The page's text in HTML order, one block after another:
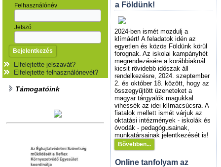
Felhasználónév
Jelszó
Elfelejtette jelszavát?
Elfelejtette felhasználónevét?
Támogatóink
a Földünk!
2024-ben ismét mozdulj a
klímáért! A feladatok idén az
egyetlen és közös Földünk körül
forognak. Az iskolai kampányhét
megrendezésére a korábbiaknál
kicsit rövidebb időszak áll
rendelkezésre, 2024. szeptember
2. és október 18. között, hogy az
összegyűjtött üzeneteket a
magyar tárgyalók magukkal
vihessék az idei klímacsúcsra. A
fiatalok mellett ismét várjuk az
oktatási intézmények - iskolák és
óvodák - pedagógusainak,
munkatársainak jelentkezését is!
Bővebben...
Online tanfolyam az